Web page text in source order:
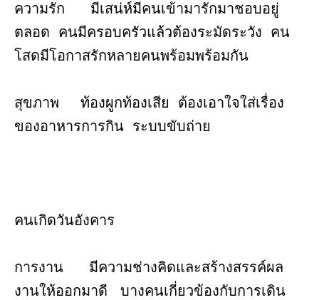
ความรัก มีเสน่ห์มีคนเข้ามารักมาชอบอยู่
ตลอด คนมีครอบครัวแล้วต้องระมัดระวัง คน
โสดมีโอกาสรักหลายคนพร้อมพร้อมกัน
สุขภาพ ท้องผูกท้องเสีย ต้องเอาใจใส่เรื่อง
ของอาหารการกิน ระบบขับถ่าย
คนเกิดวันอังคาร
การงาน มีความช่างคิดและสร้างสรรค์ผล
งานให้ออกมาดี บางคนเกี่ยวข้องกับการเดิน